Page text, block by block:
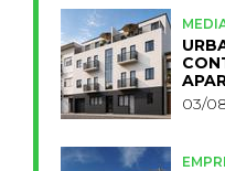
03/